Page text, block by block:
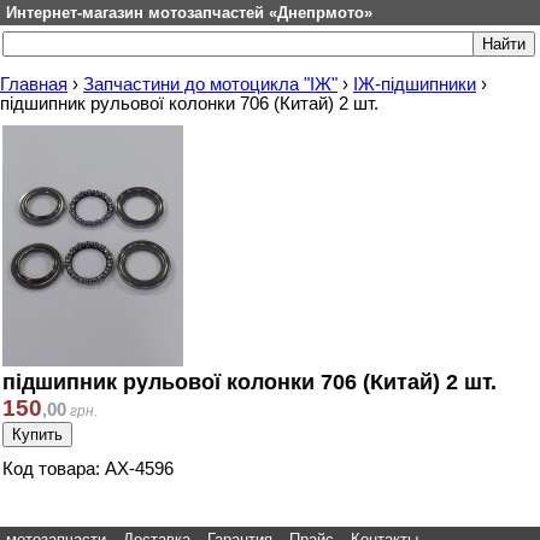
Интернет-магазин мотозапчастей «Днепрмото»
Главная › Запчастини до мотоцикла "ІЖ" › ІЖ-підшипники ›
підшипник рульової колонки 706 (Китай) 2 шт.
підшипник рульової колонки 706 (Китай) 2 шт.
150,00 грн.
Код товара: АХ-4596